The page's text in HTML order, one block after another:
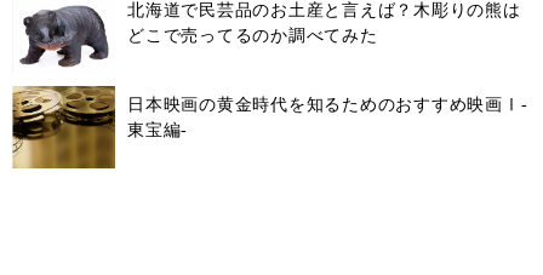
北海道で民芸品のお土産と言えば？木彫りの熊は
どこで売ってるのか調べてみた
日本映画の黄金時代を知るためのおすすめ映画Ⅰ-
東宝編-